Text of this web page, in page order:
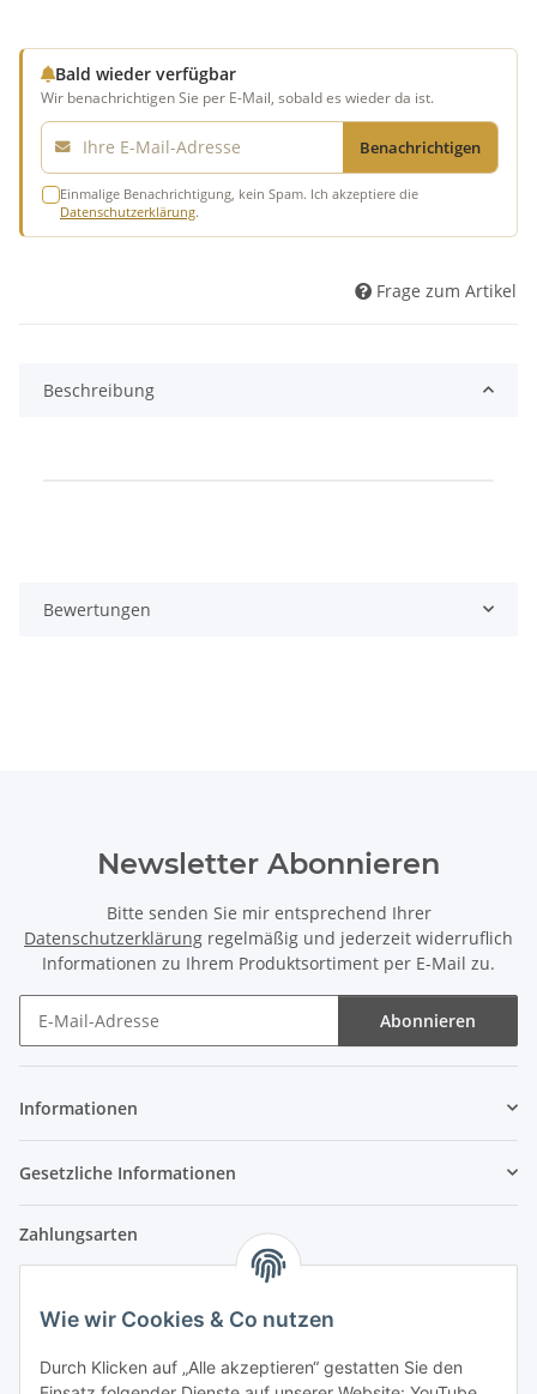
Wie wir Cookies & Co nutzen
Durch Klicken auf „Alle akzeptieren“ gestatten Sie den
Bald wieder verfügbar
Wir benachrichtigen Sie per E-Mail, sobald es wieder da ist.
E-Mail
Benachrichtigen
Einmalige Benachrichtigung, kein Spam. Ich akzeptiere die
Datenschutzerklärung.
Frage zum Artikel
Beschreibung
Bewertungen
Newsletter Abonnieren
Bitte senden Sie mir entsprechend Ihrer
Datenschutzerklärung regelmäßig und jederzeit widerruflich
Informationen zu Ihrem Produktsortiment per E-Mail zu.
Abonnieren
Informationen
Gesetzliche Informationen
Zahlungsarten
Versandpartner